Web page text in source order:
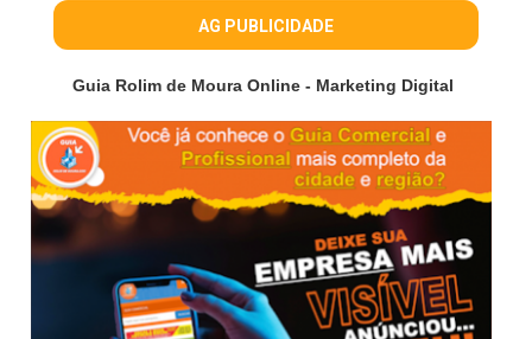
AG PUBLICIDADE
Guia Rolim de Moura Online - Marketing Digital